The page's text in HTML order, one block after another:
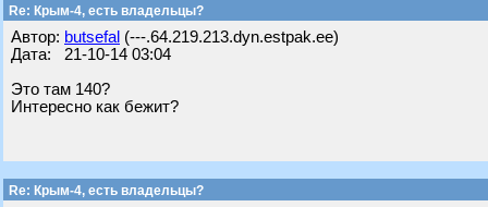
Re: Крым-4, есть владельцы?
Автор: butsefal (---.64.219.213.dyn.estpak.ee)
Дата: 21-10-14 03:04
Это там 140?
Интересно как бежит?
Re: Крым-4, есть владельцы?